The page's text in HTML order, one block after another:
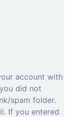
account with
did not
spam folder.
If you entered